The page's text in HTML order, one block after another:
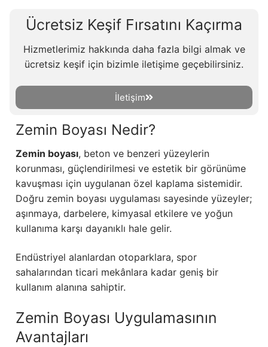
Ücretsiz Keşif Fırsatını Kaçırma
Hizmetlerimiz hakkında daha fazla bilgi almak ve
ücretsiz keşif için bizimle iletişime geçebilirsiniz.
İletişim
Zemin Boyası Nedir?
Zemin boyası, beton ve benzeri yüzeylerin
korunması, güçlendirilmesi ve estetik bir görünüme
kavuşması için uygulanan özel kaplama sistemidir.
Doğru zemin boyası uygulaması sayesinde yüzeyler;
aşınmaya, darbelere, kimyasal etkilere ve yoğun
kullanıma karşı dayanıklı hale gelir.
Endüstriyel alanlardan otoparklara, spor
sahalarından ticari mekânlara kadar geniş bir
kullanım alanına sahiptir.
Zemin Boyası Uygulamasının
Avantajları